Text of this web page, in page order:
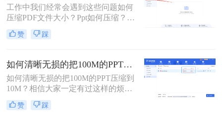
工作中我们经常会遇到这些问题如何
压缩PDF文件大小？Ppt如何压缩？
Word如何压缩？视频如何压缩？……
今天小编来介绍一款能够压缩文件的
赞 踩
如何清晰无损的把100M的PPT压缩到10M？这个方法你一定要知道！
如何清晰无损的把100M的PPT压缩到
10M？​相信大家一定有过这样的烦
恼，办公文件体积太大。文件过大会
影响打开速度，演示放映时常的流畅
赞 踩